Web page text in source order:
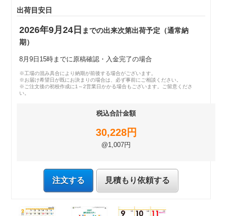
出荷目安日
2026年9月24日 までの出来次第出荷予定（通常納
期）
8月9日15時までに原稿確認・入金完了の場合
※工場の混み具合により納期が前後する場合がございます。
※お届け希望日が既にお決まりの場合は、必ず事前にご相談ください。
※ご注文後の初校作成に1～2営業日かかる場合もございます。ご留意くださ
い。
税込合計金額
30,228円
@1,007円
注文する 見積もり依頼する